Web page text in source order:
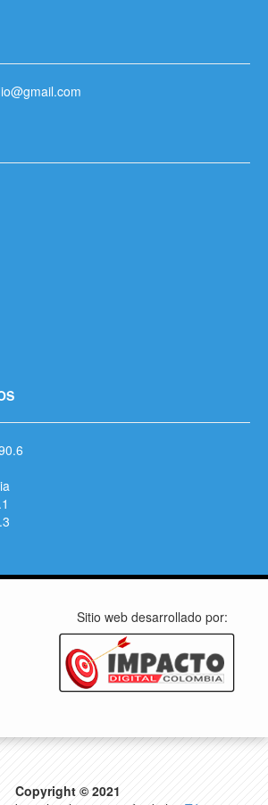
Sitio web desarrollado por:
Copyright © 2021